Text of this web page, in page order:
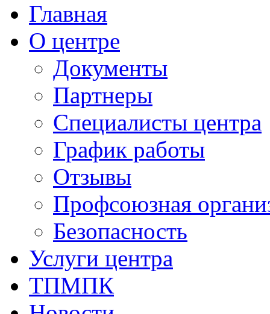
Главная
О центре
Документы
Партнеры
Специалисты центра
График работы
Отзывы
Профсоюзная
Безопасность
Услуги центра
ТПМПК